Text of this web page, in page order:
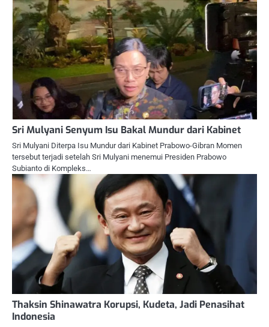
Sri Mulyani Senyum Isu Bakal Mundur dari Kabinet
Sri Mulyani Diterpa Isu Mundur dari Kabinet Prabowo-Gibran Momen
tersebut terjadi setelah Sri Mulyani menemui Presiden Prabowo
Subianto di Kompleks…
Thaksin Shinawatra Korupsi, Kudeta, Jadi Penasihat
Indonesia